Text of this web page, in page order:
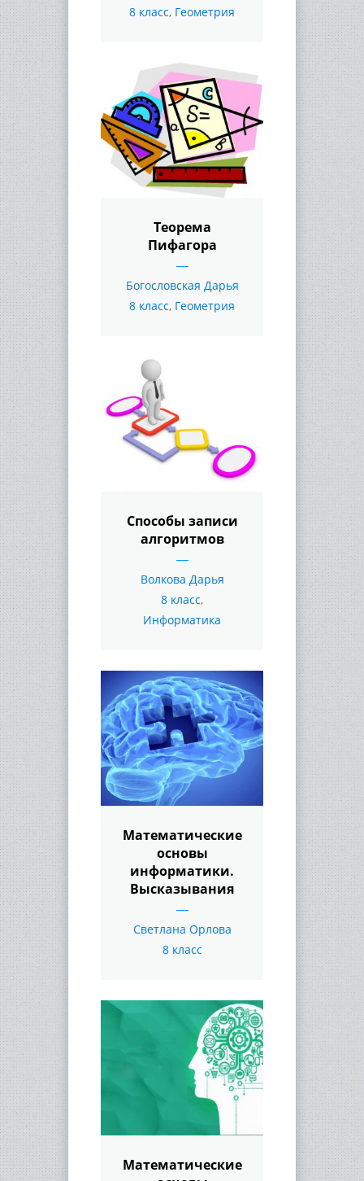
8 класс, Геометрия
Теорема
Пифагора
Богословская Дарья
8 класс, Геометрия
Способы записи
алгоритмов
Волкова Дарья
8 класс,
Информатика
Математические
основы
информатики.
Высказывания
Светлана Орлова
8 класс
Математические